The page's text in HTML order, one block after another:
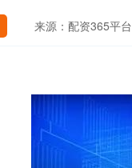
来源：配资365平台